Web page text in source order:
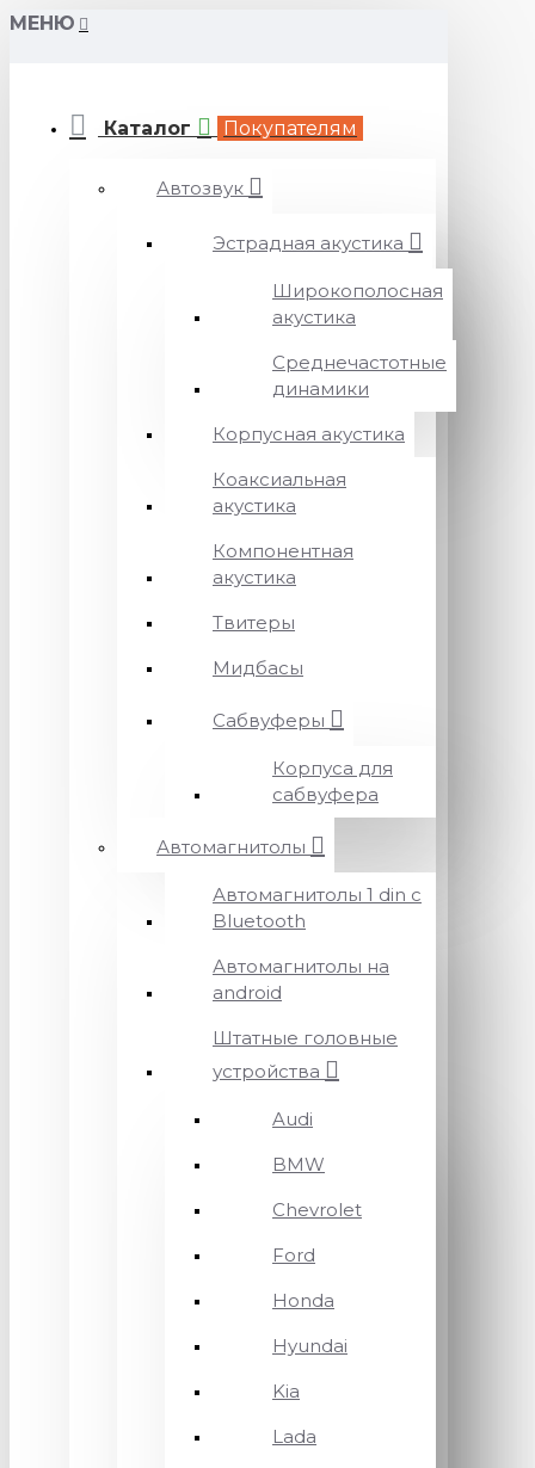
МЕНЮ
Каталог Покупателям
Автозвук
Эстрадная акустика
Широкополосная
акустика
Среднечастотные
динамики
Корпусная акустика
Коаксиальная
акустика
Компонентная
акустика
Твитеры
Мидбасы
Сабвуферы
Корпуса для
сабвуфера
Автомагнитолы
Автомагнитолы 1 din с
Bluetooth
Автомагнитолы на
android
Штатные головные
устройства
Audi
BMW
Chevrolet
Ford
Honda
Hyundai
Kia
Lada